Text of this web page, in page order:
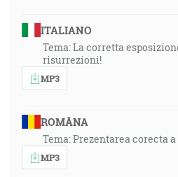
ITALIANO
Tema: La corretta
risurrezioni!
MP3
ROMÂNA
Tema: Prezentarea corecta
MP3